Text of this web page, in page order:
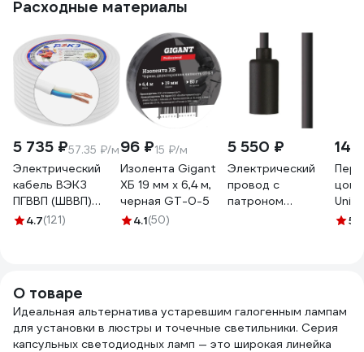
Расходные материалы
5 735 ₽57.35 ₽/м
Электрический
кабель ВЭКЗ
ПГВВП (ШВВП)
2x1,5 мм2 ГОСТ
4.7(121)
96 ₽15 ₽/м
Изолента Gigant
ХБ 19 мм х 6,4 м,
черная GT-0-5
4.1(50)
5 550 ₽
Электрический
провод с
патроном
5
О товаре
Идеальная альтернатива устаревшим галогенным лампам
для установки в люстры и точечные светильники. Серия
капсульных светодиодных ламп — это широкая линейка